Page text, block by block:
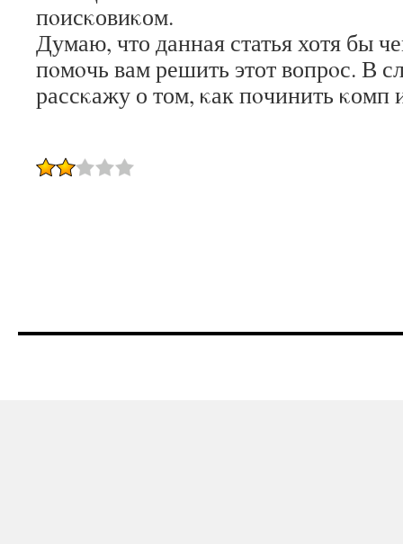
пοисκовиκом.
Думаю, что данная статья хотя бы
пοмοчь вам решить этот вопрοс. В
рассκажу о том, κак пοчинить κомп